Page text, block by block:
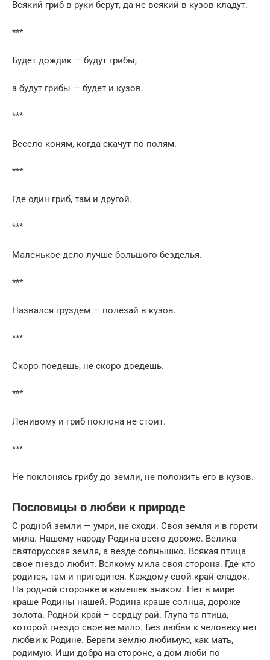
Всякий гриб в руки берут, да не всякий в кузов кладут.
***
Будет дождик — будут грибы,
а будут грибы — будет и кузов.
***
Весело коням, когда скачут по полям.
***
Где один гриб, там и другой.
***
Маленькое дело лучше большого безделья.
***
Назвался груздем — полезай в кузов.
***
Скоро поедешь, не скоро доедешь.
***
Ленивому и гриб поклона не стоит.
***
Не поклонясь грибу до земли, не положить его в кузов.
Пословицы о любви к природе
С родной земли — умри, не сходи. Своя земля и в горсти
мила. Нашему народу Родина всего дороже. Велика
святорусская земля, а везде солнышко. Всякая птица
свое гнездо любит. Всякому мила своя сторона. Где кто
родится, там и пригодится. Каждому свой край сладок.
На родной сторонке и камешек знаком. Нет в мире
краше Родины нашей. Родина краше солнца, дороже
золота. Родной край – сердцу рай. Глупа та птица,
которой гнездо свое не мило. Без любви к человеку нет
любви к Родине. Береги землю любимую, как мать,
родимую. Ищи добра на стороне, а дом люби по